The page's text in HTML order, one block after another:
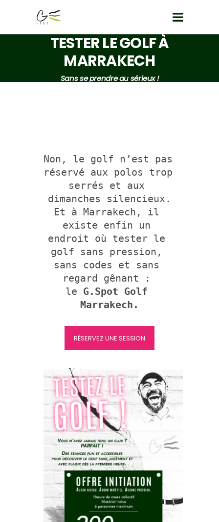
TESTER LE GOLF À
MARRAKECH
Sans se prendre au sérieux !
Non, le golf n’est pas
réservé aux polos trop
serrés et aux
dimanches silencieux.
Et à Marrakech, il
existe enfin un
endroit où tester le
golf sans pression,
sans codes et sans
regard gênant :
le G.Spot Golf
Marrakech.
RÉSERVEZ UNE SESSION